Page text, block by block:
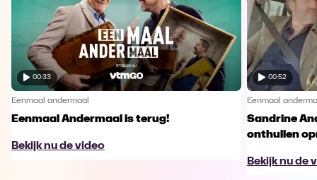
00:33
Eenmaal andermaal
Eenmaal Andermaal is terug!
Bekijk nu de video
00:52
Eenmaal
Sandrine
onthullen
Bekijk nu de